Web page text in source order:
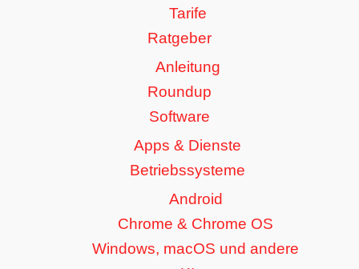
Tarife
Ratgeber
Anleitung
Roundup
Software
Apps & Dienste
Betriebssysteme
Android
Chrome & Chrome OS
Windows, macOS und andere